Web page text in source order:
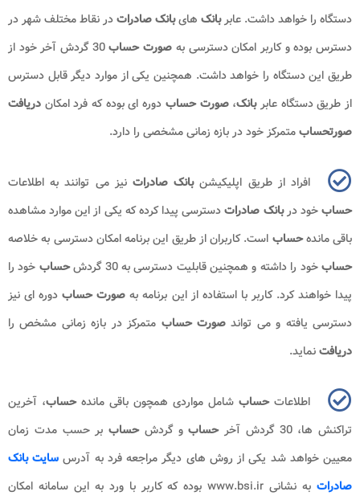
دستگاه را خواهد داشت. عابربانک هایبانک صادراتدر نقاط مختلف شهر در
دسترس بوده و کاربر امکان دسترسی به صورت حساب
30 گردش آخر خود از
طریق این دستگاه را خواهد داشت. همچنین یکی از موارد دیگر قابل دسترس
از طریق دستگاه عابربانک،صورت حساب دوره ای بوده که فرد امکان دریافت
صورتحسابمتمرکز خود در بازه زمانی مشخصی را دارد.
افراد از طریق اپلیکیشنبانک صادراتنیز می توانند به اطلاعات
حسابخود دربانک صادراتدسترسی پیدا کرده که یکی از این موارد مشاهده
باقی ماندهحساب است. کاربران از طریق این برنامه امکان دسترسی به خلاصه
حسابخود را داشته و همچنین قابلیت دسترسی به 30 گردش حساب خود را
پیدا خواهند کرد. کاربر با استفاده از این برنامه به صورت حسابدوره ای نیز
دسترسی یافته و می تواندصورت حساب متمرکز در بازه زمانی مشخص را
دریافتنماید.
اطلاعاتحساب شامل مواردی همچون باقی ماندهحساب، آخرین
تراکنش ها، 30 گردش آخر
حسابو گردشحساب بر حسب مدت زمان
معیین خواهد شد یکی از روش های دیگر مراجعه فرد به آدرس سایت بانک
صادرات به نشانی www.bsi.irبوده که کاربر با ورد به این سامانه امکان